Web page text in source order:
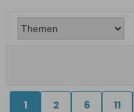
1 2 6 11